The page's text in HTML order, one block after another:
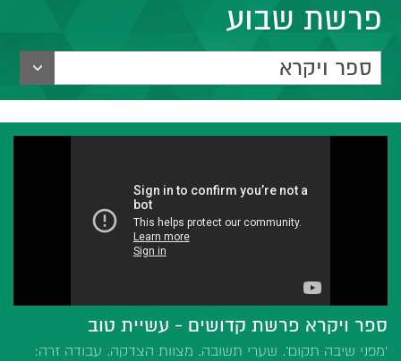
פרשת שבוע
ספר ויקרא
ספר ויקרא פרשת קדושים - עשיית טוב
'מפני שיבה תקום'. שערי תשובה. מצוות הצדקה. עבודה זרה: